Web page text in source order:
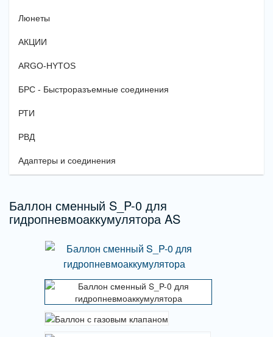
Люнеты
АКЦИИ
ARGO-HYTOS
БРС - Быстроразъемные соединения
РТИ
РВД
Адаптеры и соединения
Баллон сменный S_P-0 для
гидропневмоаккумулятора AS